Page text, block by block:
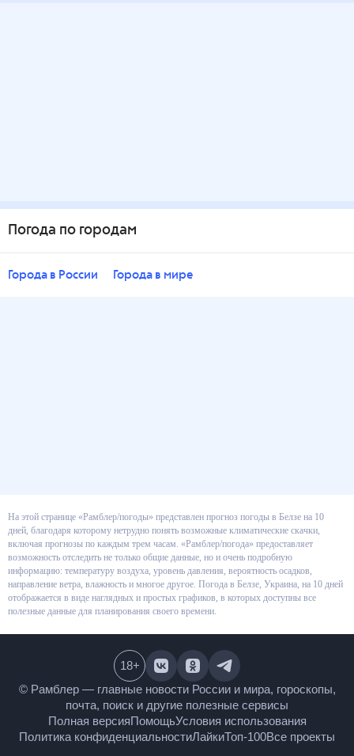
Погода по городам
Города в России Города в мире
На этой странице «Рамблер/погоды» представлен прогноз погоды в
Белзе на 10 дней, благодаря которому нетрудно понять возможные
климатические скачки, включая прогнозы по каждым трем часам.
«Рамблер/погода» предоставляет возможность отследить не только
общие данные, но и очень подробную информацию: температуру воздуха,
уровень давления, вероятность осадков, направление ветра, влажность и
многое другое. Погода в Белзе, Украина, на 10 дней отображается в виде
наглядных и простых графиков, в которых доступны все полезные данные
© Рамблер — главные новости России и мира,
гороскопы, почта, поиск и другие полезные сервисы
Полная версияПомощьУсловия использования
18+